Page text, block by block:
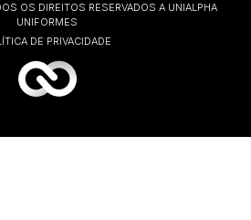
OS DIREITOS RESERVADOS A UNIALPHA
UNIFORMES
DE PRIVACIDADE